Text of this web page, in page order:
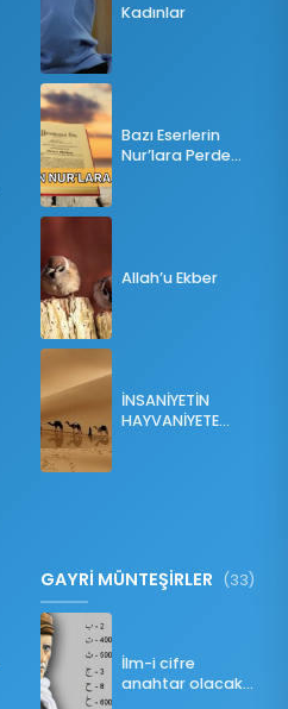
Kadınlar
Bazı Eserlerin
Nur’lara Perde
Allah’u Ekber
İNSANİYETİN
HAYVANİYETE
GAYRİ MÜNTEŞİRLER (33)
İlm-i cifre
anahtar olacak